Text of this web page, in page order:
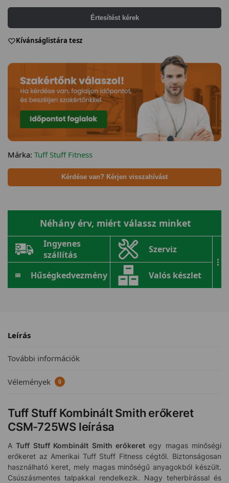
Értesítést kérek
Kívánságlistára tesz
Márka: Tuff Stuff Fitness
Kérdése van? Kérjen visszahívást
Néhány érv, miért válassz minket
Ingyenes
szállítás
Szerviz
Hűségkedvezmény Valós készlet
...
Leírás
További információk
Vélemények 0
Tuff Stuff Kombinált Smith erőkeret
CSM-725WS leírása
ATuff Stuff Kombinált Smith erőkeretegy magas minőségi
erőkeret az Amerikai Tuff Stuff Fitness cégtől. Biztonságosan
használható keret, mely magas minőségű anyagokból készült.
Csúszásmentes talpakkal rendelkezik. Nagy teherbírással és